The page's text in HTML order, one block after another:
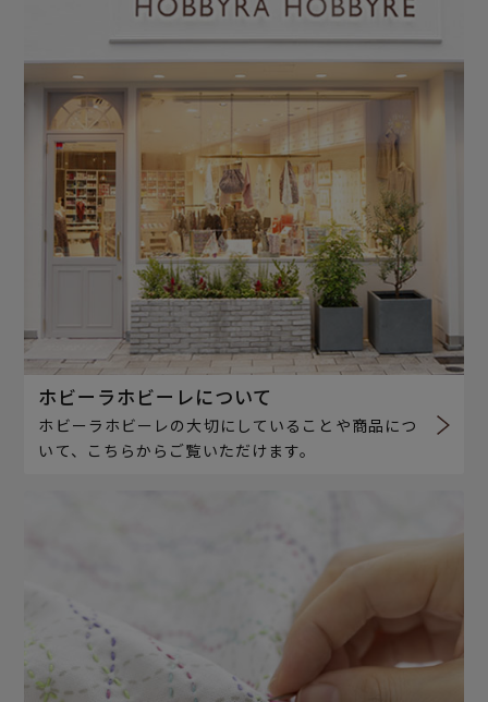
ホビーラホビーレについて
ホビーラホビーレの大切にしていることや商品につ
いて、こちらからご覧いただけます。